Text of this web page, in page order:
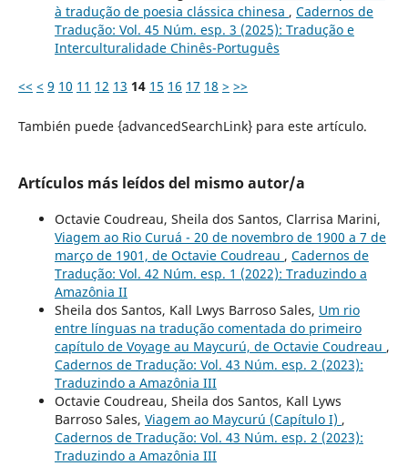
à tradução de poesia clássica chinesa , Cadernos de
Tradução: Vol. 45 Núm. esp. 3 (2025): Tradução e
Interculturalidade Chinês-Português
<< < 9 10 11 12 13 14 15 16 17 18 > >>
También puede {advancedSearchLink} para este artículo.
Artículos más leídos del mismo autor/a
Octavie Coudreau, Sheila dos Santos, Clarrisa Marini,
Viagem ao Rio Curuá - 20 de novembro de 1900 a 7 de
março de 1901, de Octavie Coudreau , Cadernos de
Tradução: Vol. 42 Núm. esp. 1 (2022): Traduzindo a
Amazônia II
Sheila dos Santos, Kall Lwys Barroso Sales, Um rio
entre línguas na tradução comentada do primeiro
capítulo de Voyage au Maycurú, de Octavie Coudreau ,
Cadernos de Tradução: Vol. 43 Núm. esp. 2 (2023):
Traduzindo a Amazônia III
Octavie Coudreau, Sheila dos Santos, Kall Lyws
Barroso Sales, Viagem ao Maycurú (Capítulo I) ,
Cadernos de Tradução: Vol. 43 Núm. esp. 2 (2023):
Traduzindo a Amazônia III